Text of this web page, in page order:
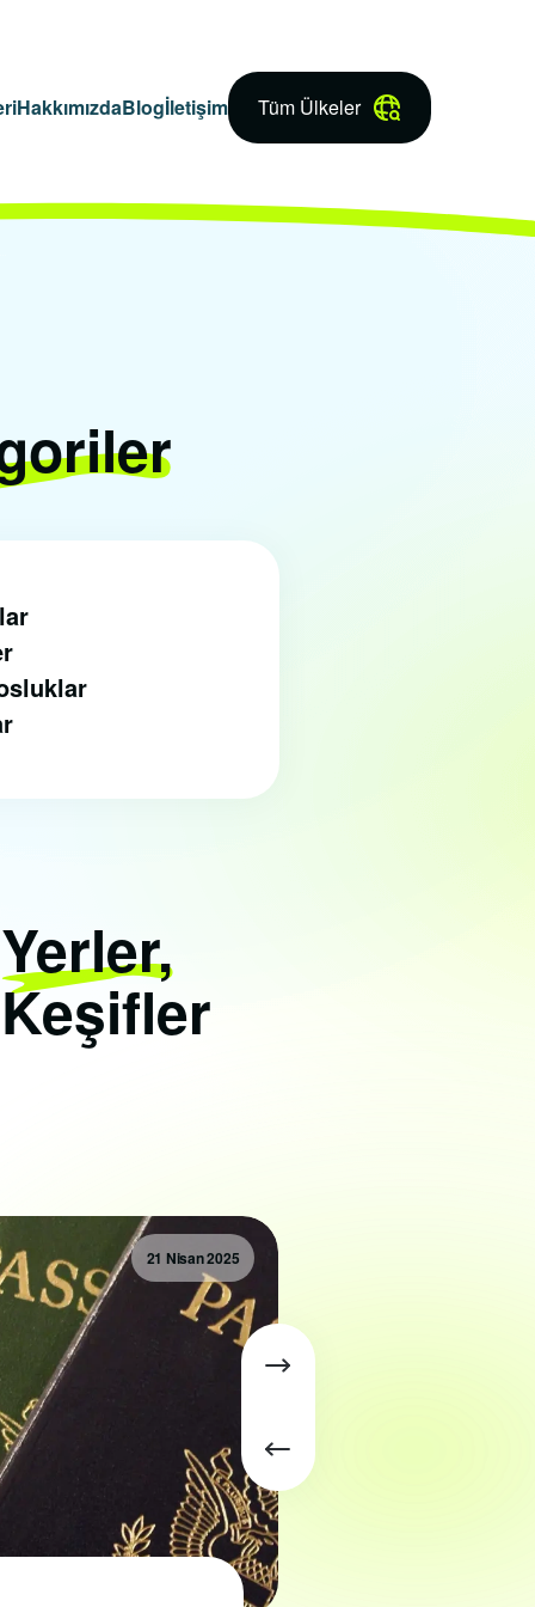
HakkımızdaBlogİletişim Tüm Ülkeler
Yerler,
21 Nisan 2025